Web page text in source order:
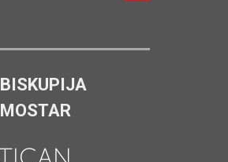
BISKUPIJA
MOSTAR